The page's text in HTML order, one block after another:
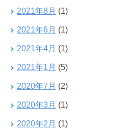
2021年8月 (1)
2021年6月 (1)
2021年4月 (1)
2021年1月 (5)
2020年7月 (2)
2020年3月 (1)
2020年2月 (1)